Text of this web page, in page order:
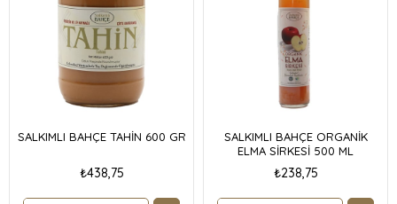
SALKIMLI BAHÇE TAHİN 600 GR
₺438,75
SALKIMLI BAHÇE ORGANİK
ELMA SİRKESİ 500 ML
₺238,75